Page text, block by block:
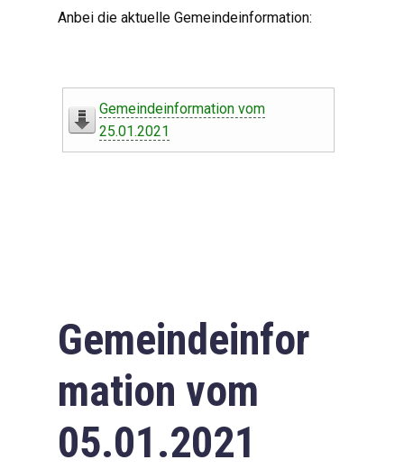
Anbei die aktuelle Gemeindeinformation:
Gemeindeinformation vom
25.01.2021
Gemeindeinfor
mation vom
05.01.2021